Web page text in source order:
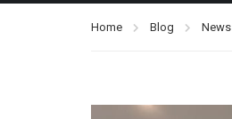
Home Blog News